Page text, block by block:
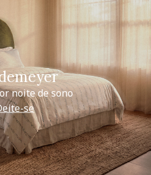
noite de sono
se